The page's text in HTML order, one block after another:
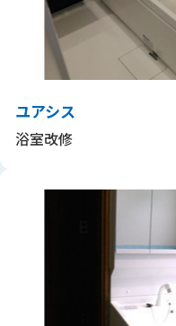
ユアシス
浴室改修